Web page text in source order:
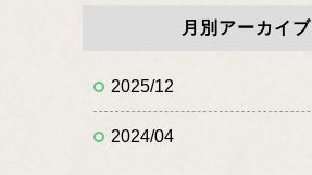
月別アーカイブ
2025/12
2024/04